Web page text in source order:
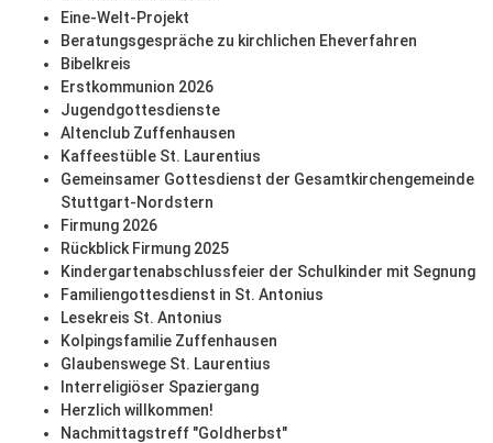
Eine-Welt-Projekt
Beratungsgespräche zu kirchlichen Eheverfahren
Bibelkreis
Erstkommunion 2026
Jugendgottesdienste
Altenclub Zuffenhausen
Kaffeestüble St. Laurentius
Gemeinsamer Gottesdienst der Gesamtkirchengemeinde
Stuttgart-Nordstern
Firmung 2026
Rückblick Firmung 2025
Kindergartenabschlussfeier der Schulkinder mit Segnung
Familiengottesdienst in St. Antonius
Lesekreis St. Antonius
Kolpingsfamilie Zuffenhausen
Glaubenswege St. Laurentius
Interreligiöser Spaziergang
Herzlich willkommen!
Nachmittagstreff "Goldherbst"